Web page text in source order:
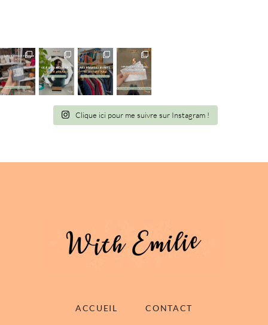
Clique ici pour me suivre sur Instagram !
ACCUEIL CONTACT